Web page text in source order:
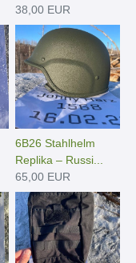
38,00 EUR
6B26 Stahlhelm
Replika – Russi...
65,00 EUR